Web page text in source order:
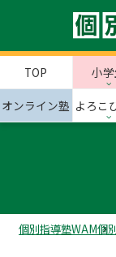
TOP 小学
オンライン塾 よろこ
個別指導塾WAM個